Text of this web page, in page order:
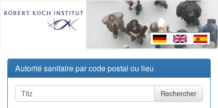
Autorité sanitaire par code postal ou lieu